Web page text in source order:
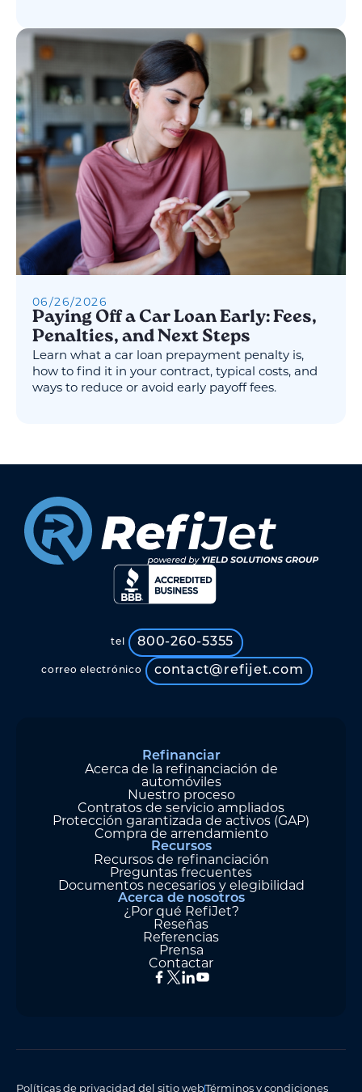
06/26/2026
Paying Off a Car Loan Early: Fees,
Penalties, and Next Steps
Learn what a car loan prepayment penalty is,
how to find it in your contract, typical costs, and
ways to reduce or avoid early payoff fees.
tel 800-260-5355
correo electrónico contact@refijet.com
Refinanciar
Acerca de la refinanciación de
automóviles
Nuestro proceso
Contratos de servicio ampliados
Protección garantizada de activos (GAP)
Compra de arrendamiento
Recursos
Recursos de refinanciación
Preguntas frecuentes
Documentos necesarios y elegibilidad
Acerca de nosotros
¿Por qué RefiJet?
Reseñas
Referencias
Prensa
Contactar
Políticas de privacidad del sitio webTérminos y condiciones